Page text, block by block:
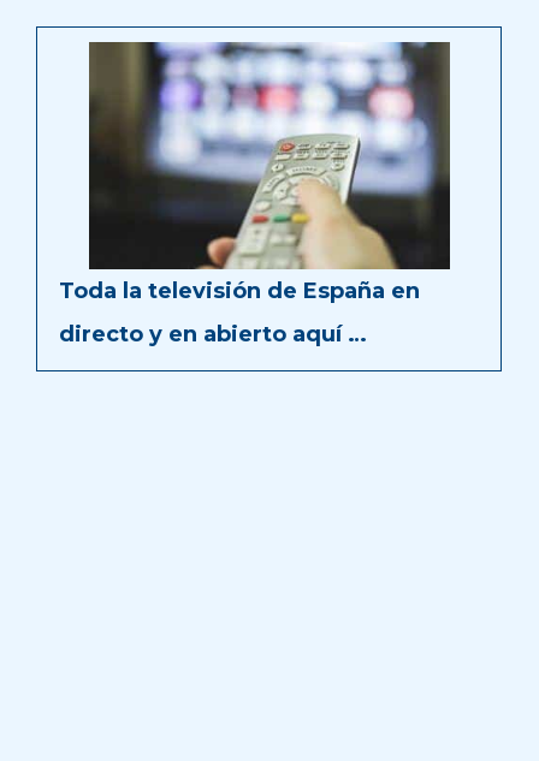
Toda la televisión de España en
directo y en abierto aquí …